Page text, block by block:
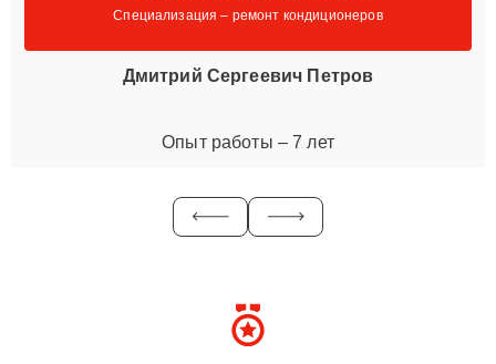
Специализация – ремонт кондиционеров
Дмитрий Сергеевич Петров
Опыт работы – 7 лет